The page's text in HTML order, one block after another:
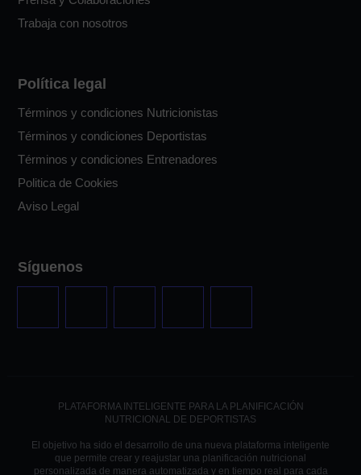
Trabaja con nosotros
Política legal
Términos y condiciones Nutricionistas
Términos y condiciones Deportistas
Términos y condiciones Entrenadores
Politica de Cookies
Aviso Legal
Síguenos
PLATAFORMA INTELIGENTE PARA LA PLANIFICACIÓN
NUTRICIONAL DE DEPORTISTAS
El objetivo ha sido el desarrollo de una nueva plataforma inteligente
que permite crear y reajustar una planificación nutricional
personalizada de manera automatizada y en tiempo real para cada